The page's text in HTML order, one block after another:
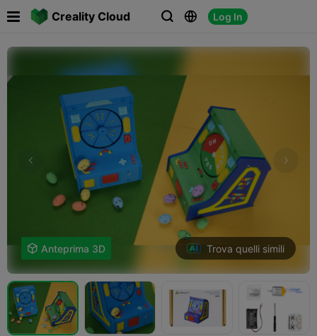
Creality Cloud   Log In
 
 Anteprima 3D Trova quelli simili